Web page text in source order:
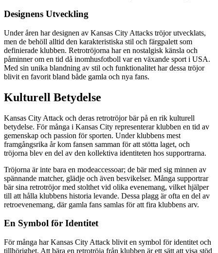
Designens Utveckling
Under åren har designen av Kansas City Attacks tröjor utvecklats,
men de behöll alltid den karakteristiska stil och färgpalett som
definierade klubben. Retrotröjorna har en nostalgisk känsla och
påminner om en tid då inomhusfotboll var en växande sport i USA.
Med sin unika blandning av stil och funktionalitet har dessa tröjor
blivit en favorit bland både gamla och nya fans.
Kulturell Betydelse
Kansas City Attack och deras retrotröjor bär på en rik kulturell
betydelse. För många i Kansas City representerar klubben en tid av
gemenskap och passion för sporten. Under klubbens mest
framgångsrika år kom fansen samman för att stötta laget, och
tröjorna blev en del av den kollektiva identiteten hos supportrarna.
Tröjorna är inte bara en modeaccessoar; de bär med sig minnen av
spännande matcher, glädje och även besvikelser. Många supportrar
bär sina retrotröjor med stolthet vid olika evenemang, vilket hjälper
till att hålla klubbens historia levande. Dessa plagg är ofta en del av
retroevenemang, där gamla fans samlas för att fira klubbens arv.
En Symbol för Identitet
För många har Kansas City Attack blivit en symbol för identitet och
tillhörighet. Att bära en retrotröja från klubben är ett sätt att visa stöd